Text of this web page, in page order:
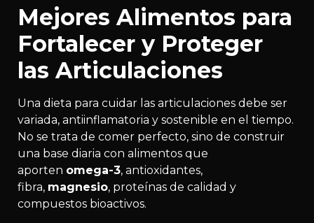
Mejores Alimentos para
Fortalecer y Proteger
las Articulaciones
Una dieta para cuidar las articulaciones debe ser
variada, antiinflamatoria y sostenible en el tiempo.
No se trata de comer perfecto, sino de construir
una base diaria con alimentos que
aporten omega-3, antioxidantes,
fibra, magnesio, proteínas de calidad y
compuestos bioactivos.